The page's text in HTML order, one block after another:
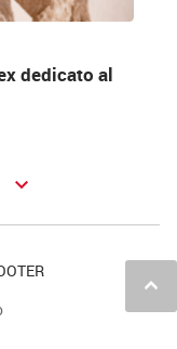
dedicato al
keyboard_arrow_down
keyboard_arrow_up